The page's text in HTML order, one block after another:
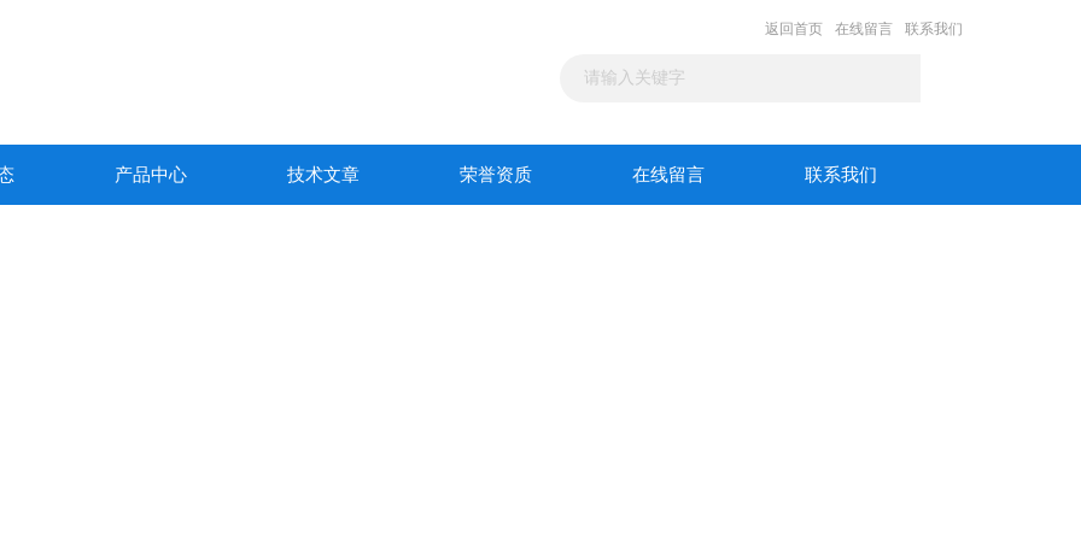
返回首页 在线留言 联系我们
产品中心 技术文章 荣誉资质 在线留言 联系我们